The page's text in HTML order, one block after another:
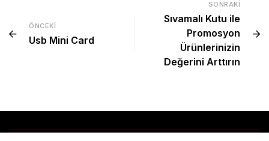
ÖNCEKI
Usb Mini Card
SONRAKI
Sıvamalı Kutu ile
Promosyon
Ürünlerinizin
Değerini Arttırın